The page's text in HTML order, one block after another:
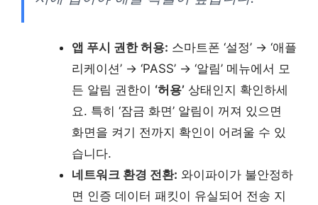
앱 푸시 권한 허용: 스마트폰 ‘설정’ → ‘애플
리케이션’ → ‘PASS’ → ‘알림’ 메뉴에서 모
든 알림 권한이 ‘허용’ 상태인지 확인하세
요. 특히 ‘잠금 화면’ 알림이 꺼져 있으면
화면을 켜기 전까지 확인이 어려울 수 있
습니다.
네트워크 환경 전환: 와이파이가 불안정하
면 인증 데이터 패킷이 유실되어 전송 지